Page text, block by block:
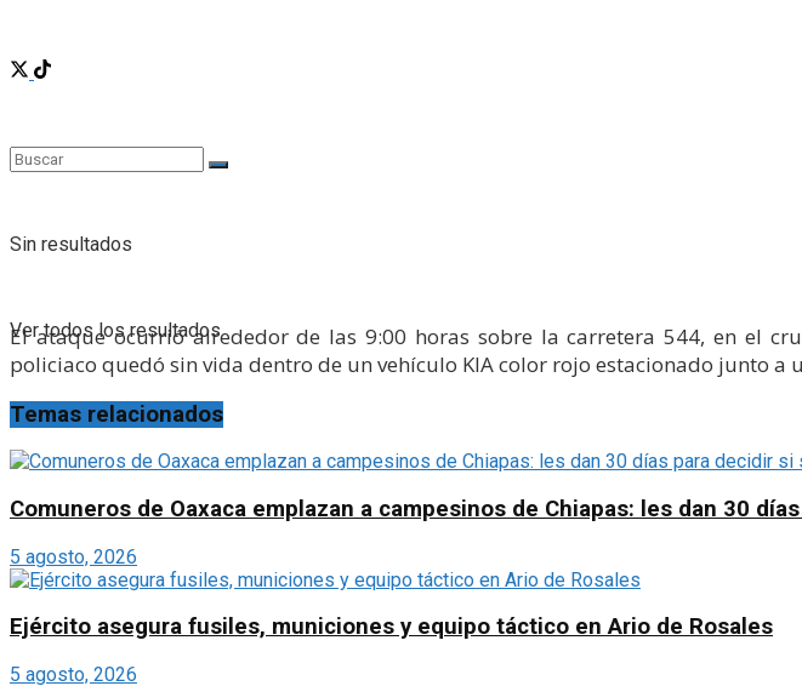
Sin resultados
Ver todos los resultados
El ataque ocurrió alrededor de las 9:00 horas sobre la carretera 544, en el
policiaco quedó sin vida dentro de un vehículo KIA color rojo estacionado junto a
Temas relacionados
Comuneros de Oaxaca emplazan a campesinos de Chiapas: les dan 30
5 agosto, 2026
Ejército asegura fusiles, municiones y equipo táctico en Ario de Rosales
5 agosto, 2026